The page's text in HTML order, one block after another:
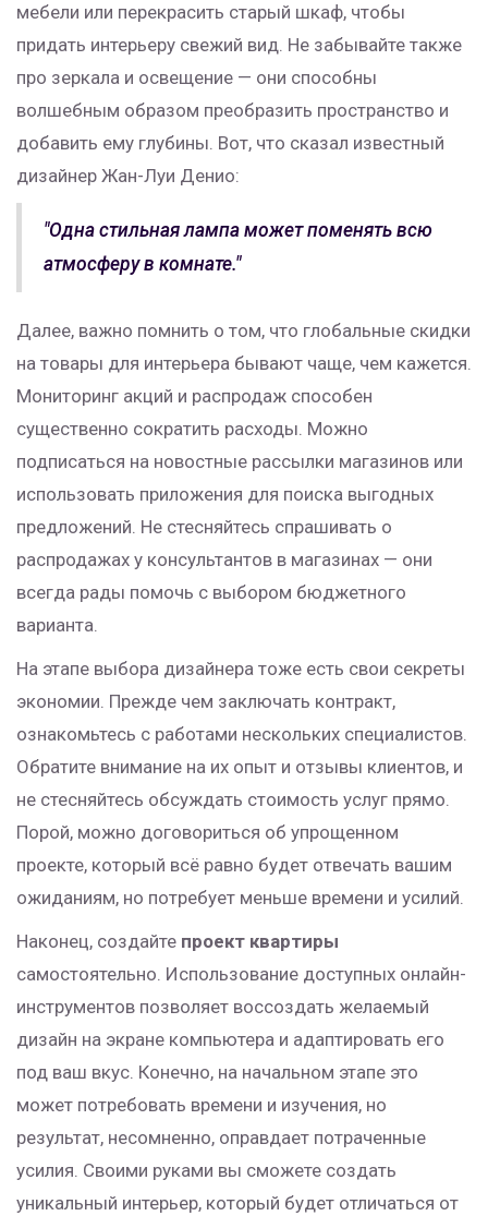
мебели или перекрасить старый шкаф, чтобы
придать интерьеру свежий вид. Не забывайте также
про зеркала и освещение — они способны
волшебным образом преобразить пространство и
добавить ему глубины. Вот, что сказал известный
дизайнер Жан-Луи Денио:
"Одна стильная лампа может поменять всю
атмосферу в комнате."
Далее, важно помнить о том, что глобальные скидки
на товары для интерьера бывают чаще, чем кажется.
Мониторинг акций и распродаж способен
существенно сократить расходы. Можно
подписаться на новостные рассылки магазинов или
использовать приложения для поиска выгодных
предложений. Не стесняйтесь спрашивать о
распродажах у консультантов в магазинах — они
всегда рады помочь с выбором бюджетного
варианта.
На этапе выбора дизайнера тоже есть свои секреты
экономии. Прежде чем заключать контракт,
ознакомьтесь с работами нескольких специалистов.
Обратите внимание на их опыт и отзывы клиентов, и
не стесняйтесь обсуждать стоимость услуг прямо.
Порой, можно договориться об упрощенном
проекте, который всё равно будет отвечать вашим
ожиданиям, но потребует меньше времени и усилий.
Наконец, создайте проект квартиры
самостоятельно. Использование доступных онлайн-
инструментов позволяет воссоздать желаемый
дизайн на экране компьютера и адаптировать его
под ваш вкус. Конечно, на начальном этапе это
может потребовать времени и изучения, но
результат, несомненно, оправдает потраченные
усилия. Своими руками вы сможете создать
уникальный интерьер, который будет отличаться от